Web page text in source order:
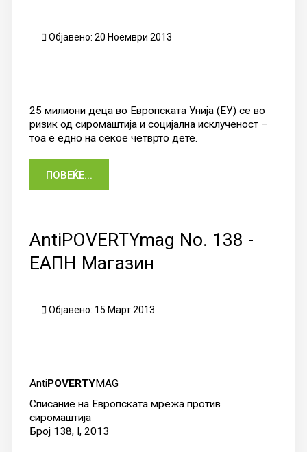
Објавено: 20 Ноември 2013
25 милиони деца во Европската Унија (ЕУ) се во
ризик од сиромаштија и социјална исклученост –
тоа е едно на секое четврто дете.
ПОВЕЌЕ...
AntiPOVERTYmag No. 138 -
ЕАПН Магазин
Објавено: 15 Март 2013
AntiPOVERTYMAG
Списание на Европската мрежа против
сиромаштија
Број 138, I, 2013